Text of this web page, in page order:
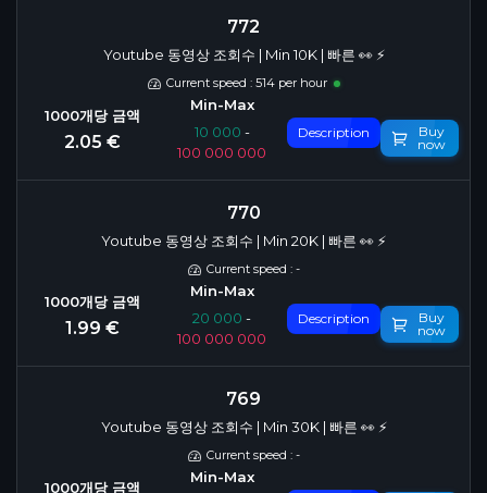
772
Youtube 동영상 조회수 | Min 10K | 빠른 👀 ⚡️
Current speed : 514 per hour
2.05 € 10 000 -
100 000 000
Description
Buy
now
770
Youtube 동영상 조회수 | Min 20K | 빠른 👀 ⚡️
Current speed : -
1.99 € 20 000 -
100 000 000
Description
Buy
now
769
Youtube 동영상 조회수 | Min 30K | 빠른 👀 ⚡️
Current speed : -